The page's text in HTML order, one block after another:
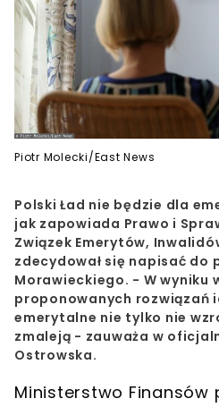
Piotr Molecki/East News
Polski Ład nie będzie dla
jak zapowiada Prawo i
Związek Emerytów,
zdecydował się napisać do
Morawieckiego. - W wyniku
proponowanych rozwiązań
emerytalne nie tylko nie
zmaleją - zauważa w
Ostrowska.
Ministerstwo Finansów